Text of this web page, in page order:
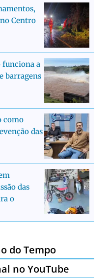
Centro
funciona a
barragens
como
das
das
o
do Tempo
no YouTube